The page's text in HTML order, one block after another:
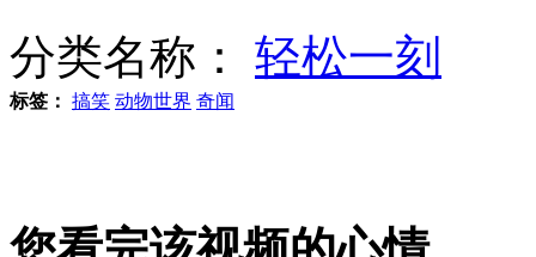
分类名称： 轻松一刻
标签： 搞笑 动物世界 奇闻